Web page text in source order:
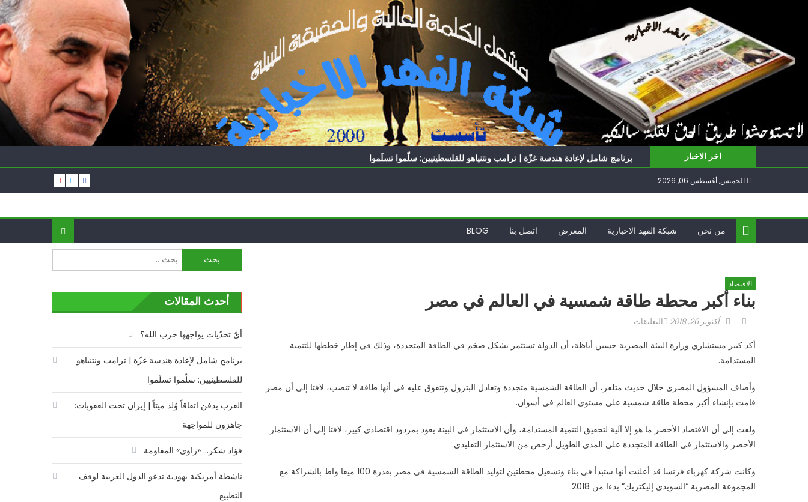
اخر الاخبار
ناشطة أمريكية يهودية تدعو الدول العربية لوقف التطبيع
أيّ تحدّيات يواجهها حزب الله؟
برنامج شامل لإعادة هندسة غزّة | ترامب ونتنياهو للفلسطينيين: سلّموا تسلَموا
الغرب يدفن اتفاقاً وُلد ميتاً | إيران تحت العقوبات: جاهزون للمواجهة
أيّ تحدّيات يواجهها حزب الله؟
الخميس, أغسطس 06, 2026
BLOG اتصل بنا المعرض شبكة الفهد الاخبارية من نحن
الاقتصاد
بناء أكبر محطة طاقة شمسية في العالم في مصر
Posted
أكتوبر 26, 2018Author التعليقات
أكبر
شمسية
في
في
مصر
أكد كبير مستشاري وزارة البيئة المصرية حسين أباظة، أن الدولة تستثمر بشكل ضخم في الطاقة المتجددة، وذلك في إطار خططها للتنمية
المستدامة.
وأضاف المسؤول المصري خلال حديث متلفز، أن الطاقة الشمسية متجددة وتعادل البترول وتتفوق عليه في أنها طاقة لا تنضب، لافتا إلى أن مصر
قامت بإنشاء أكبر محطة طاقة شمسية على مستوى العالم في أسوان.
ولفت إلى أن الاقتصاد الأخضر ما هو إلا آلية لتحقيق التنمية المستدامة، وأن الاستثمار في البيئة يعود بمردود اقتصادي كبير، لافتا إلى أن الاستثمار
الأخضر والاستثمار في الطاقة المتجددة على المدى الطويل أرخص من الاستثمار التقليدي.
وكانت شركة كهرباء فرنسا قد أعلنت أنها ستبدأ في بناء وتشغيل محطتين لتوليد الطاقة الشمسية في مصر بقدرة 100 ميغا واط بالشراكة مع
المجموعة المصرية “السويدي إليكتريك” بدءا من 2018.
البحث
عن:
أحدث المقالات
أيّ تحدّيات يواجهها حزب الله؟
برنامج شامل لإعادة هندسة غزّة | ترامب ونتنياهو
للفلسطينيين: سلّموا تسلَموا
الغرب يدفن اتفاقاً وُلد ميتاً | إيران تحت العقوبات:
جاهزون للمواجهة
فؤاد شكر… «راوي» المقاومة
ناشطة أمريكية يهودية تدعو الدول العربية لوقف
التطبيع